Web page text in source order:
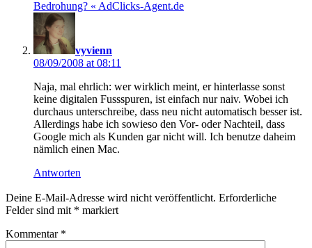
Bedrohung? « AdClicks-Agent.de
vyvienn
08/09/2008 at 08:11
Naja, mal ehrlich: wer wirklich meint, er hinterlasse sonst
keine digitalen Fussspuren, ist einfach nur naiv. Wobei ich
durchaus unterschreibe, dass neu nicht automatisch besser ist.
Allerdings habe ich sowieso den Vor- oder Nachteil, dass
Google mich als Kunden gar nicht will. Ich benutze daheim
nämlich einen Mac.
Antworten
Leave
a
Deine E-Mail-Adresse wird nicht veröffentlicht. Erforderliche
Felder sind mit * markiert
Kommentar *